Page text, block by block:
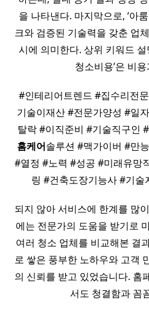
을 나타낸다. 마지막으로, ‘아룸
크와 검증된 기술력을 갖춘 업
시에 의미한다. 상위 키워드 설
청소비용’은 비
#인테리어트렌드 #집수리전
기술이재산 #전문가양성 #일
탈락 #이직준비 #기술직구인
홈케어솔루션 #맥가이버 #만
#열정 #노력 #성공 #미래유망
링 #건축도장기능사 #기
되지 않아 서비스에 한계를 많
에는 전문가의 도움을 받기로
여러 청소 업체를 비교해본 결
로 쌓은 풍부한 노하우와 고객
의 신뢰를 받고 있었습니다. 홈
서도 청결함과 꼼